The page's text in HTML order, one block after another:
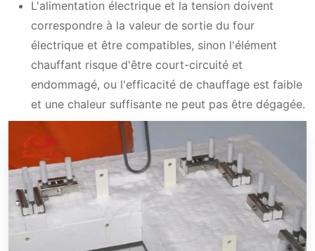
L'alimentation électrique et la tension doivent
correspondre à la valeur de sortie du four
électrique et être compatibles, sinon l'élément
chauffant risque d'être court-circuité et
endommagé, ou l'efficacité de chauffage est faible
et une chaleur suffisante ne peut pas être dégagée.